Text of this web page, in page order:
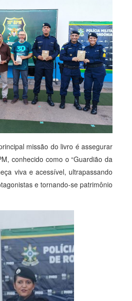
missão do livro é assegurar
conhecido como o “Guardião da
viva e acessível, ultrapassando
e tornando-se patrimônio